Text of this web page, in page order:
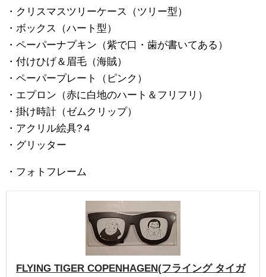
・クリスマスツリーケース（ツリー型）
・ボックス（ハート型）
・ペーパーナプキン（紫で口・歯が書いてある）
・付けひげ＆眉毛（海賊）
・ペーパープレート（ピンク）
・エプロン（赤に白地のハート＆フリフリ）
・掛け時計（ゼムクリップ）
・アクリル絵具?４
・グリッター
・フォトフレーム
FLYING TIGER COPENHAGEN(フライング タイガ